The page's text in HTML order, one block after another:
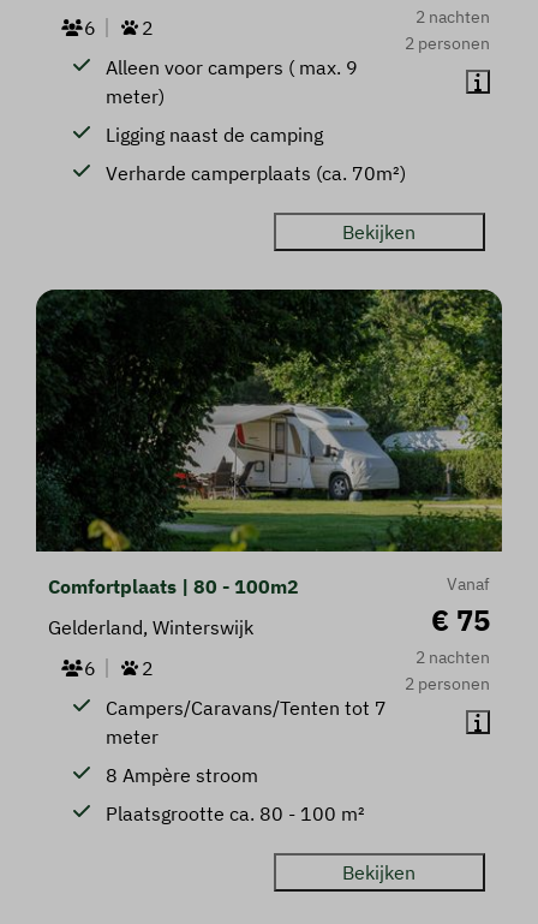
2 nachten
2 personen
6
2
Alleen voor campers ( max. 9
meter)
Ligging naast de camping
Verharde camperplaats (ca. 70m²)
Bekijken
Vanaf
€ 75
2 nachten
2 personen
Comfortplaats | 80 - 100m2
Gelderland, Winterswijk
6
2
Campers/Caravans/Tenten tot 7
meter
8 Ampère stroom
Plaatsgrootte ca. 80 - 100 m²
Bekijken